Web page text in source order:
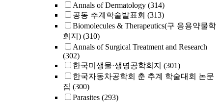
Annals of Dermatology (314)
공동 추계학술발표회 (313)
Biomolecules & Therapeutics(구 응용약물학
회지) (310)
Annals of Surgical Treatment and Research
(302)
한국미생물·생명공학회지 (301)
한국자동차공학회 춘 추계 학술대회 논문
집 (300)
Parasites (293)